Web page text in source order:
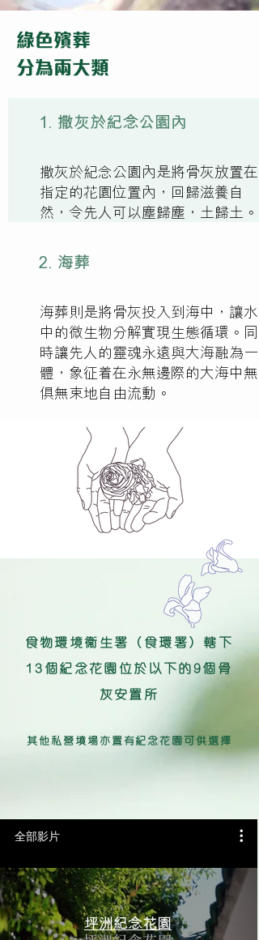
綠色殯葬
分為兩大類
1. 撒灰於紀念公園內
撒灰於紀念公園內是將骨灰放置在
指定的花園位置內，回歸滋養自
然，令先人可以塵歸塵，土歸土。
2. 海葬
海葬則是將骨灰投入到海中，讓水
中的微生物分解實現生態循環。同
時讓先人的靈魂永遠與大海融為一
體，象征着在永無邊際的大海中無
俱無束地自由流動。
食物環境衞生署（食環署）轄下
13個紀念花園位於以下的9個骨
灰安置所
其他私營墳場亦置有紀念花園可供選擇
全部影片
坪洲紀念花園